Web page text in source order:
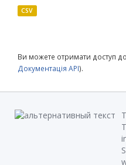
CSV
Ви можете отримати доступ
Документація API).